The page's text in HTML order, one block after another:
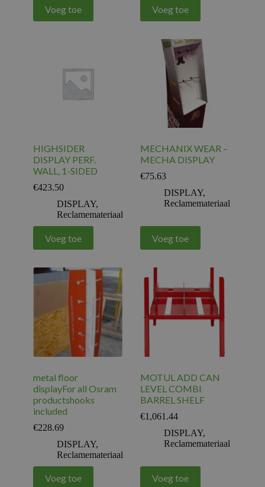
Voeg toe Voeg toe
HIGHSIDER
DISPLAY PERF.
WALL, 1-SIDED
€423.50
DISPLAY,
Reclamemateriaal
Voeg toe
MECHANIX WEAR –
MECHA DISPLAY
€75.63
DISPLAY,
Reclamemateriaal
Voeg toe
metal floor
displayFor all Osram
productshooks
included
€228.69
DISPLAY,
Reclamemateriaal
Voeg toe
MOTUL ADD CAN
LEVEL COMBI
BARREL SHELF
€1,061.44
DISPLAY,
Reclamemateriaal
Voeg toe